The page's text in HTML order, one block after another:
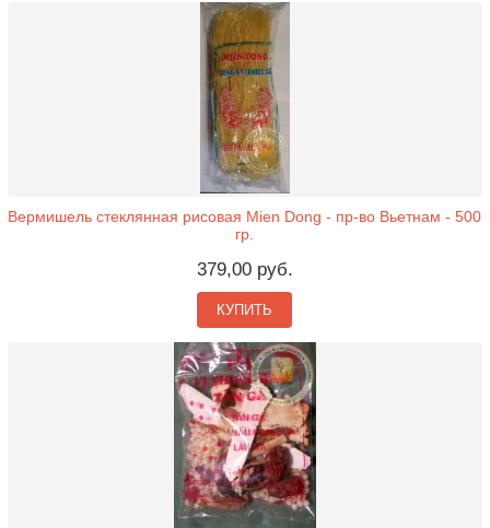
Вермишель стеклянная рисовая Mien Dong - пр-во Вьетнам - 500
гр.
379,00 руб.
КУПИТЬ